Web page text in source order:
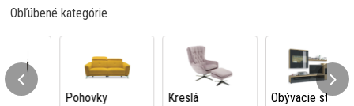
Obľúbené kategórie
Pohovky Obývacie steny